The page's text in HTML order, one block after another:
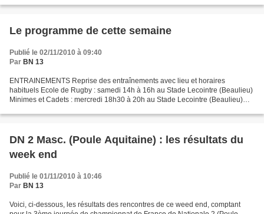
Le programme de cette semaine
Publié le 02/11/2010 à 09:40
Par BN 13
ENTRAINEMENTS Reprise des entraînements avec lieu et horaires
habituels Ecole de Rugby : samedi 14h à 16h au Stade Lecointre (Beaulieu)
Minimes et Cadets : mercredi 18h30 à 20h au Stade Lecointre (Beaulieu)
DN 2 Masc. (Poule Aquitaine) : les résultats du
week end
Publié le 01/11/2010 à 10:46
Par BN 13
Voici, ci-dessous, les résultats des rencontres de ce weed end, comptant